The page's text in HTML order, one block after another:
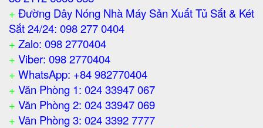
+ Đường Dây Nóng Nhà Máy Sản Xuất Tủ Sắt & Két
Sắt 24/24: 098 277 0404
+ Zalo: 098 2770404
+ Viber: 098 2770404
+ WhatsApp: +84 982770404
+ Văn Phòng 1: 024 33947 067
+ Văn Phòng 2: 024 33947 069
+ Văn Phòng 3: 024 3392 7777